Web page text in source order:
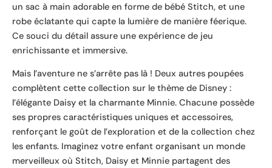
un sac à main adorable en forme de bébé Stitch, et une
robe éclatante qui capte la lumière de manière féerique.
Ce souci du détail assure une expérience de jeu
enrichissante et immersive.
Mais l’aventure ne s’arrête pas là ! Deux autres poupées
complètent cette collection sur le thème de Disney :
l’élégante Daisy et la charmante Minnie. Chacune possède
ses propres caractéristiques uniques et accessoires,
renforçant le goût de l’exploration et de la collection chez
les enfants. Imaginez votre enfant organisant un monde
merveilleux où Stitch, Daisy et Minnie partagent des